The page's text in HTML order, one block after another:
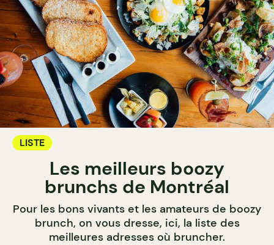
LISTE
Les meilleurs boozy
brunchs de Montréal
Pour les bons vivants et les amateurs de boozy
brunch, on vous dresse, ici, la liste des
meilleures adresses où bruncher.